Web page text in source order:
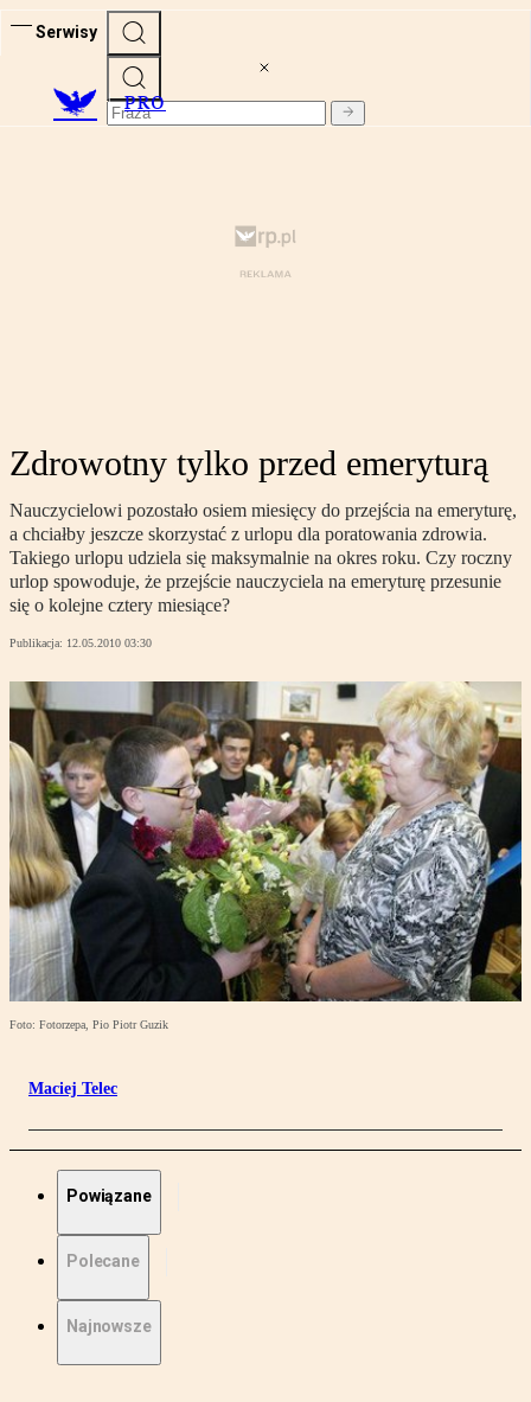
Serwisy
PRO
Zdrowotny tylko przed emeryturą
Nauczycielowi pozostało osiem miesięcy do przejścia na emeryturę,
a chciałby jeszcze skorzystać z urlopu dla poratowania zdrowia.
Takiego urlopu udziela się maksymalnie na okres roku. Czy roczny
urlop spowoduje, że przejście nauczyciela na emeryturę przesunie
się o kolejne cztery miesiące?
Publikacja: 12.05.2010 03:30
Foto: Fotorzepa, Pio Piotr Guzik
Maciej Telec
Powiązane
Polecane
Najnowsze